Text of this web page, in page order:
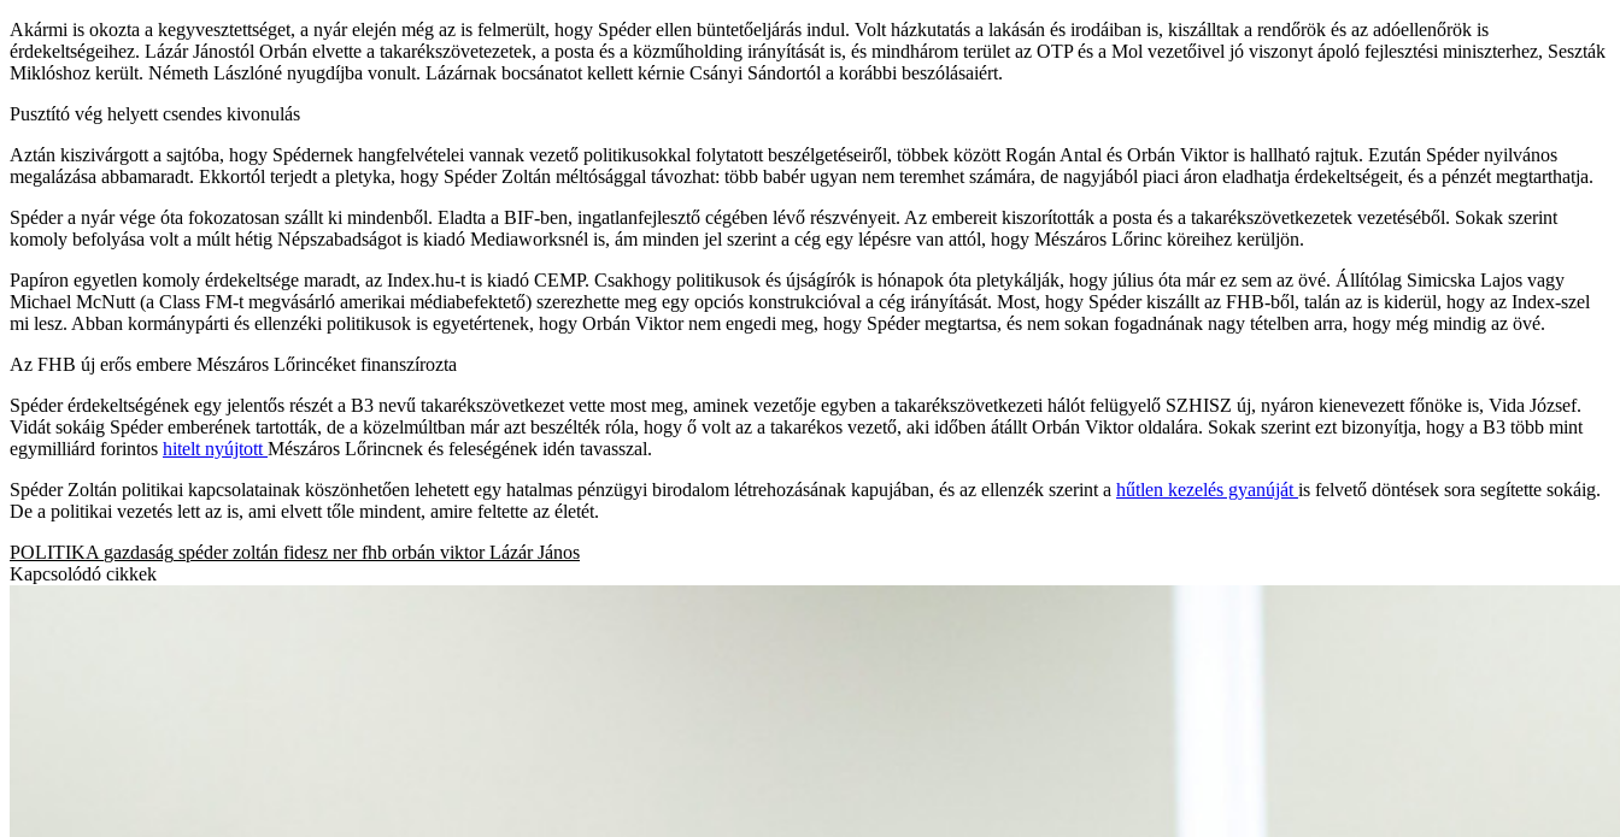
Akármi is okozta a kegyvesztettséget, a nyár elején még az is felmerült, hogy Spéder ellen büntetőeljárás indul. Volt házkutatás a lakásán és irodáiban is, kiszálltak a rendőrök és az adóellenőrök is
érdekeltségeihez. Lázár Jánostól Orbán elvette a takarékszövetezetek, a posta és a közműholding irányítását is, és mindhárom terület az OTP és a Mol vezetőivel jó viszonyt ápoló fejlesztési miniszterhez, Seszták
Miklóshoz került. Németh Lászlóné nyugdíjba vonult. Lázárnak bocsánatot kellett kérnie Csányi Sándortól a korábbi beszólásaiért.
Pusztító vég helyett csendes kivonulás
Aztán kiszivárgott a sajtóba, hogy Spédernek hangfelvételei vannak vezető politikusokkal folytatott beszélgetéseiről, többek között Rogán Antal és Orbán Viktor is hallható rajtuk. Ezután Spéder nyilvános
megalázása abbamaradt. Ekkortól terjedt a pletyka, hogy Spéder Zoltán méltósággal távozhat: több babér ugyan nem teremhet számára, de nagyjából piaci áron eladhatja érdekeltségeit, és a pénzét megtarthatja.
Spéder a nyár vége óta fokozatosan szállt ki mindenből. Eladta a BIF-ben, ingatlanfejlesztő cégében lévő részvényeit. Az embereit kiszorították a posta és a takarékszövetkezetek vezetéséből. Sokak szerint
komoly befolyása volt a múlt hétig Népszabadságot is kiadó Mediaworksnél is, ám minden jel szerint a cég egy lépésre van attól, hogy Mészáros Lőrinc köreihez kerüljön.
Papíron egyetlen komoly érdekeltsége maradt, az Index.hu-t is kiadó CEMP. Csakhogy politikusok és újságírók is hónapok óta pletykálják, hogy július óta már ez sem az övé. Állítólag Simicska Lajos vagy
Michael McNutt (a Class FM-t megvásárló amerikai médiabefektető) szerezhette meg egy opciós konstrukcióval a cég irányítását. Most, hogy Spéder kiszállt az FHB-ből, talán az is kiderül, hogy az Index-szel
mi lesz. Abban kormánypárti és ellenzéki politikusok is egyetértenek, hogy Orbán Viktor nem engedi meg, hogy Spéder megtartsa, és nem sokan fogadnának nagy tételben arra, hogy még mindig az övé.
Az FHB új erős embere Mészáros Lőrincéket finanszírozta
Spéder érdekeltségének egy jelentős részét a B3 nevű takarékszövetkezet vette most meg, aminek vezetője egyben a takarékszövetkezeti hálót felügyelő SZHISZ új, nyáron kienevezett főnöke is, Vida József.
Vidát sokáig Spéder emberének tartották, de a közelmúltban már azt beszélték róla, hogy ő volt az a takarékos vezető, aki időben átállt Orbán Viktor oldalára. Sokak szerint ezt bizonyítja, hogy a B3 több mint
egymilliárd forintos hitelt nyújtott Mészáros Lőrincnek és feleségének idén tavasszal.
Spéder Zoltán politikai kapcsolatainak köszönhetően lehetett egy hatalmas pénzügyi birodalom létrehozásának kapujában, és az ellenzék szerint a hűtlen kezelés gyanúját is felvető döntések sora segítette sokáig.
De a politikai vezetés lett az is, ami elvett tőle mindent, amire feltette az életét.
POLITIKA gazdaság spéder zoltán fidesz ner fhb orbán viktor Lázár János
Kapcsolódó cikkek